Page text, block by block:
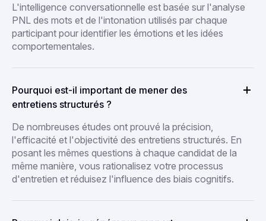
L'intelligence conversationnelle est basée sur l'analyse
PNL des mots et de l'intonation utilisés par chaque
participant pour identifier les émotions et les idées
comportementales.
Pourquoi est-il important de mener des
entretiens structurés ?
De nombreuses études ont prouvé la précision,
l'efficacité et l'objectivité des entretiens structurés. En
posant les mêmes questions à chaque candidat de la
même manière, vous rationalisez votre processus
d'entretien et réduisez l'influence des biais cognitifs.